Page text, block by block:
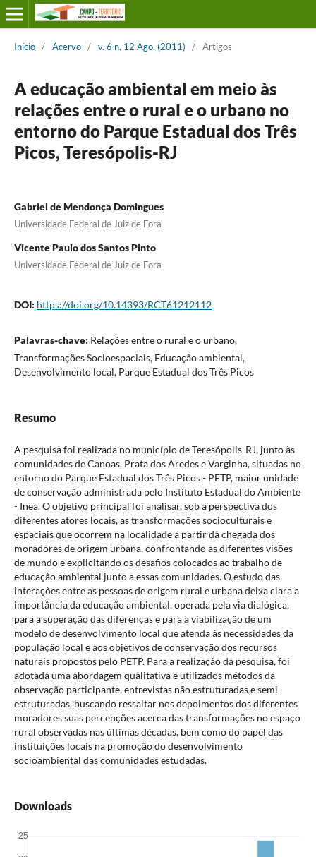
Início / Acervo / v. 6 n. 12 Ago. (2011) / Artigos
A educação ambiental em meio às
relações entre o rural e o urbano no
entorno do Parque Estadual dos Três
Picos, Teresópolis-RJ
Gabriel de Mendonça Domingues
Universidade Federal de Juiz de Fora
Vicente Paulo dos Santos Pinto
Universidade Federal de Juiz de Fora
DOI: https://doi.org/10.14393/RCT61212112
Palavras-chave: Relações entre o rural e o urbano,
Transformações Socioespaciais, Educação ambiental,
Desenvolvimento local, Parque Estadual dos Três Picos
Resumo
A pesquisa foi realizada no município de Teresópolis-RJ, junto às
comunidades de Canoas, Prata dos Aredes e Varginha, situadas no
entorno do Parque Estadual dos Três Picos - PETP, maior unidade
de conservação administrada pelo Instituto Estadual do Ambiente
- Inea. O objetivo principal foi analisar, sob a perspectiva dos
diferentes atores locais, as transformações socioculturais e
espaciais que ocorrem na localidade a partir da chegada dos
moradores de origem urbana, confrontando as diferentes visões
de mundo e explicitando os desafios colocados ao trabalho de
educação ambiental junto a essas comunidades. O estudo das
interações entre as pessoas de origem rural e urbana deixa clara a
importância da educação ambiental, operada pela via dialógica,
para a superação das diferenças e para a viabilização de um
modelo de desenvolvimento local que atenda às necessidades da
população local e aos objetivos de conservação dos recursos
naturais propostos pelo PETP. Para a realização da pesquisa, foi
adotada uma abordagem qualitativa e utilizados métodos da
observação participante, entrevistas não estruturadas e semi-
estruturadas, buscando ressaltar nos depoimentos dos diferentes
moradores suas percepções acerca das transformações no espaço
rural observadas nas últimas décadas, bem como do papel das
instituições locais na promoção do desenvolvimento
socioambiental das comunidades estudadas.
Downloads